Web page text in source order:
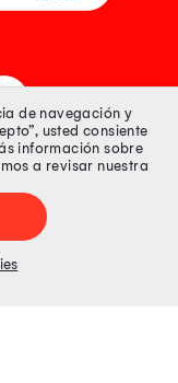
Todos los derechos
online publicados
de navegación y
usted consiente
información sobre
a revisar nuestra